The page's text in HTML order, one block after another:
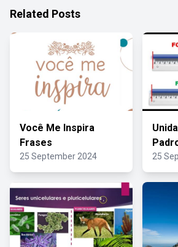
Related Posts
Você Me Inspira
Frases
25 September 2024 25